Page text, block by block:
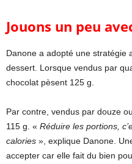
Jouons un peu
Danone a adopté une stratégie
dessert. Lorsque vendus par
chocolat pèsent 125 g.
Par contre, vendus par douze
115 g. « Réduire les portions,
calories », explique Danone.
accepter car elle fait du bien